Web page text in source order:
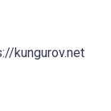
kungurov.net